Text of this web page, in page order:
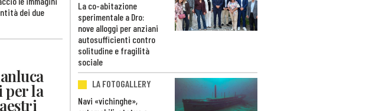
dei due
per la
La co-abitazione
sperimentale a Dro:
nove alloggi per anziani
autosufficienti contro
solitudine e fragilità
sociale
LA FOTOGALLERY
Navi «vichinghe»,